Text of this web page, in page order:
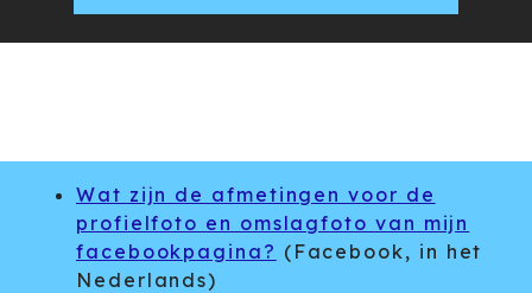
Wat zijn de afmetingen voor de
profielfoto en omslagfoto van mijn
facebookpagina? (Facebook, in het
Nederlands)